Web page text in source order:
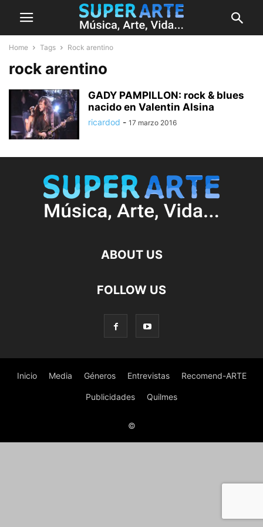
Home Tags Rock arentino
rock arentino
GADY PAMPILLON: rock & blues
nacido en Valentin Alsina
ricardod - 17 marzo 2016
ABOUT US
FOLLOW US
Inicio Media Géneros Entrevistas Recomend-ARTE
Publicidades Quilmes
©